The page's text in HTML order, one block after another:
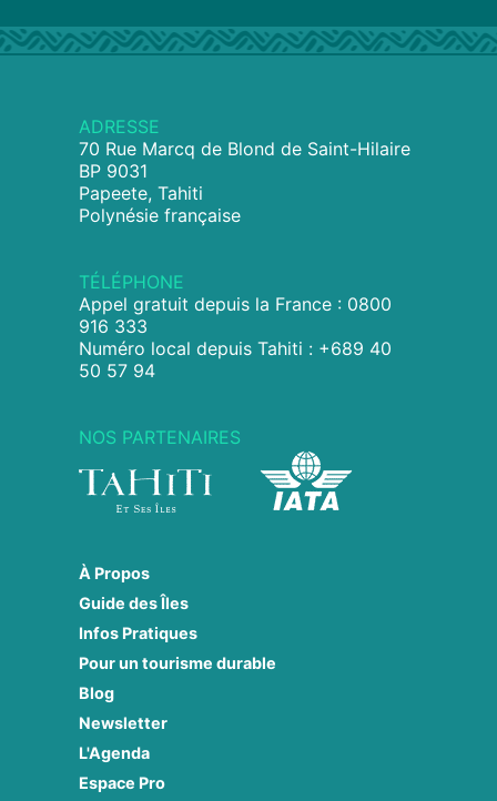
ADRESSE
70 Rue Marcq de Blond de Saint-Hilaire
BP 9031
Papeete, Tahiti
Polynésie française
TÉLÉPHONE
Appel gratuit depuis la France : 0800
916 333
Numéro local depuis Tahiti : +689 40
50 57 94
NOS PARTENAIRES
À Propos
Guide des Îles
Infos Pratiques
Pour un tourisme durable
Blog
Newsletter
L'Agenda
Espace Pro